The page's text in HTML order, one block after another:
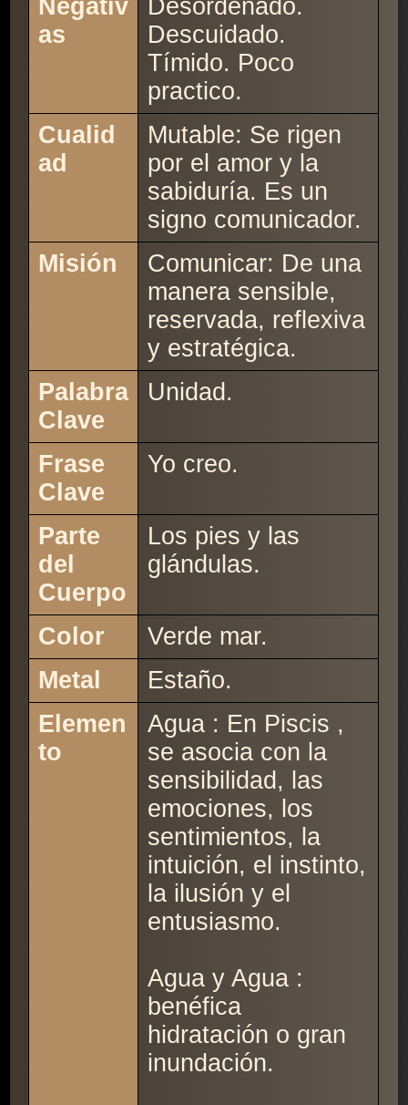
Negativ
as
Desordenado.
Descuidado.
Tímido. Poco
practico.
Cualid
ad
Mutable: Se rigen
por el amor y la
sabiduría. Es un
signo comunicador.
Misión
Comunicar: De una
manera sensible,
reservada, reflexiva
y estratégica.
Palabra
Clave
Unidad.
Frase
Clave
Yo creo.
Parte
del
Cuerpo
Los pies y las
glándulas.
Color
Verde mar.
Metal
Estaño.
Elemen
to
Agua : En Piscis ,
se asocia con la
sensibilidad, las
emociones, los
sentimientos, la
intuición, el instinto,
la ilusión y el
entusiasmo.
Agua y Agua :
benéfica
hidratación o gran
inundación.